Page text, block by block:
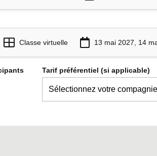
Classe virtuelle 13 mai 2027, 14
Tarif préférentiel (si applicable)